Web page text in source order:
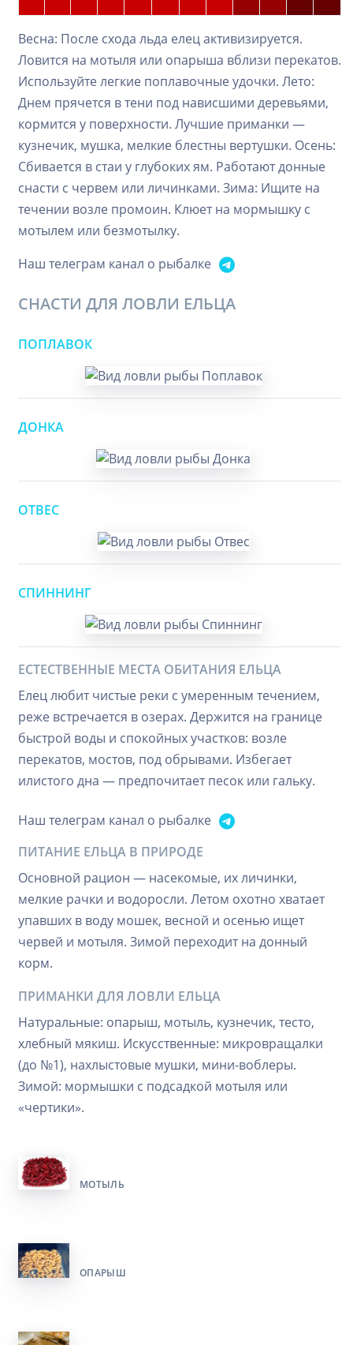
Весна: После схода льда елец активизируется.
Ловится на мотыля или опарыша вблизи перекатов.
Используйте легкие поплавочные удочки. Лето:
Днем прячется в тени под нависшими деревьями,
кормится у поверхности. Лучшие приманки —
кузнечик, мушка, мелкие блестны вертушки. Осень:
Сбивается в стаи у глубоких ям. Работают донные
снасти с червем или личинками. Зима: Ищите на
течении возле промоин. Клюет на мормышку с
мотылем или безмотылку.
Наш телеграм канал о рыбалке
СНАСТИ ДЛЯ ЛОВЛИ ЕЛЬЦА
ПОПЛАВОК
ДОНКА
ОТВЕС
СПИННИНГ
ЕСТЕСТВЕННЫЕ МЕСТА ОБИТАНИЯ ЕЛЬЦА
Елец любит чистые реки с умеренным течением,
реже встречается в озерах. Держится на границе
быстрой воды и спокойных участков: возле
перекатов, мостов, под обрывами. Избегает
илистого дна — предпочитает песок или гальку.
Наш телеграм канал о рыбалке
ПИТАНИЕ ЕЛЬЦА В ПРИРОДЕ
Основной рацион — насекомые, их личинки,
мелкие рачки и водоросли. Летом охотно хватает
упавших в воду мошек, весной и осенью ищет
червей и мотыля. Зимой переходит на донный
корм.
ПРИМАНКИ ДЛЯ ЛОВЛИ ЕЛЬЦА
Натуральные: опарыш, мотыль, кузнечик, тесто,
хлебный мякиш. Искусственные: микровращалки
(до №1), нахлыстовые мушки, мини-воблеры.
Зимой: мормышки с подсадкой мотыля или
«чертики».
МОТЫЛЬ
ОПАРЫШ